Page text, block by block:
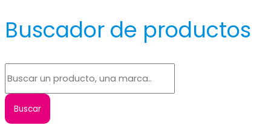
Buscador de productos